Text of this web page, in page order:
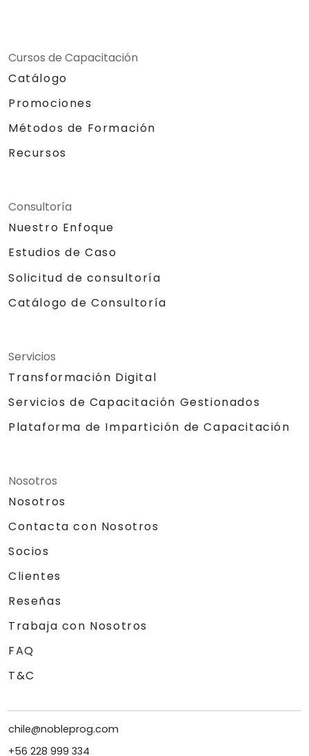
Cursos de Capacitación
Catálogo
Promociones
Métodos de Formación
Recursos
Consultoría
Nuestro Enfoque
Estudios de Caso
Solicitud de consultoría
Catálogo de Consultoría
Servicios
Transformación Digital
Servicios de Capacitación Gestionados
Plataforma de Impartición de Capacitación
Nosotros
Nosotros
Contacta con Nosotros
Socios
Clientes
Reseñas
Trabaja con Nosotros
FAQ
T&C
chile@nobleprog.com
+56 228 999 334